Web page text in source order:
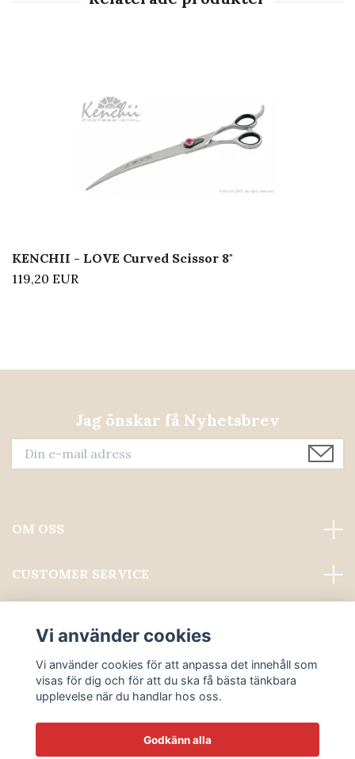
KENCHII - LOVE Curved Scissor 8"
119,20 EUR
Jag önskar få Nyhetsbrev
OM OSS
CUSTOMER SERVICE
Sociala medier
Vi använder cookies
Vi använder cookies för att anpassa det innehåll som
visas för dig och för att du ska få bästa tänkbara
upplevelse när du handlar hos oss.
Godkänn alla